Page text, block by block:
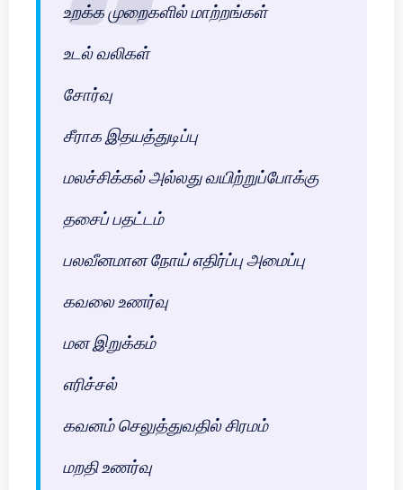
உறக்க முறைகளில் மாற்றங்கள்
உடல் வலிகள்
சோர்வு
சீராக இதயத்துடிப்பு
மலச்சிக்கல் அல்லது வயிற்றுப்போக்கு
தசைப் பதட்டம்
பலவீனமான நோய் எதிர்ப்பு அமைப்பு
கவலை உணர்வு
மன இறுக்கம்
எரிச்சல்
கவனம் செலுத்துவதில் சிரமம்
மறதி உணர்வு